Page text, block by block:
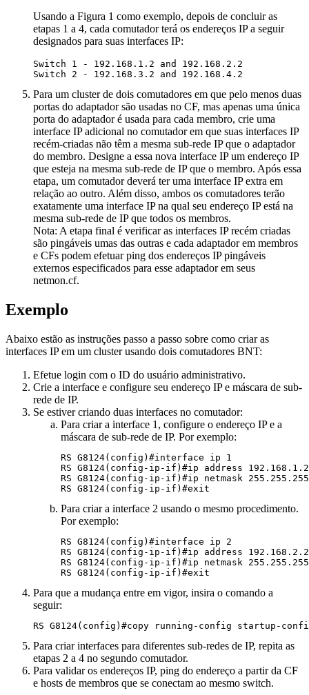
Usando a Figura 1 como exemplo, depois de concluir as
etapas 1 a 4, cada comutador terá os endereços IP a seguir
designados para suas interfaces IP:
Switch 1 - 192.168.1.2 and 192.168.2.2
Switch 2 - 192.168.3.2 and 192.168.4.2
Para um cluster de dois comutadores em que pelo menos duas
portas do adaptador são usadas no CF, mas apenas uma única
porta do adaptador é usada para cada membro, crie uma
interface IP adicional no comutador em que suas interfaces IP
recém-criadas não têm a mesma sub-rede IP que o adaptador
do membro. Designe a essa nova interface IP um endereço IP
que esteja na mesma sub-rede de IP que o membro. Após essa
etapa, um comutador deverá ter uma interface IP extra em
relação ao outro. Além disso, ambos os comutadores terão
exatamente uma interface IP na qual seu endereço IP está na
mesma sub-rede de IP que todos os membros.
Nota: A etapa final é verificar as interfaces IP recém criadas
são pingáveis umas das outras e cada adaptador em membros
e CFs podem efetuar ping dos endereços IP pingáveis
externos especificados para esse adaptador em seus
netmon.cf.
Exemplo
Abaixo estão as instruções passo a passo sobre como criar as
interfaces IP em um cluster usando dois comutadores BNT:
Efetue login com o ID do usuário administrativo.
Crie a interface e configure seu endereço IP e máscara de sub-
rede de IP.
Se estiver criando duas interfaces no comutador:
Para criar a interface 1, configure o endereço IP e a
máscara de sub-rede de IP. Por exemplo:
RS G8124(config)#interface ip 1
RS G8124(config-ip-if)#ip address 192.168.1.2
RS G8124(config-ip-if)#ip netmask
RS G8124(config-ip-if)#exit
Para criar a interface 2 usando o mesmo procedimento.
Por exemplo:
RS G8124(config)#interface ip 2
RS G8124(config-ip-if)#ip address 192.168.2.2
RS G8124(config-ip-if)#ip netmask
RS G8124(config-ip-if)#exit
Para que a mudança entre em vigor, insira o comando a
seguir:
RS G8124(config)#copy running-config startup-
Para criar interfaces para diferentes sub-redes de IP, repita as
etapas 2 a 4 no segundo comutador.
Para validar os endereços IP, ping do endereço a partir da CF
e hosts de membros que se conectam ao mesmo switch.